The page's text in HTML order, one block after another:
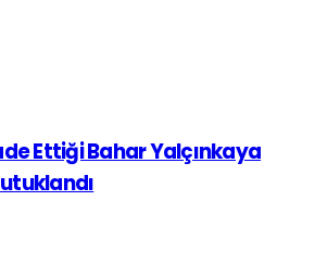
Ettiği Bahar Yalçınkaya